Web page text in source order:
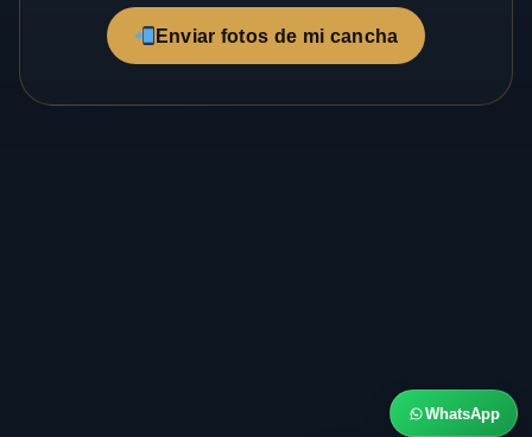
Enviar fotos de mi cancha
WhatsApp